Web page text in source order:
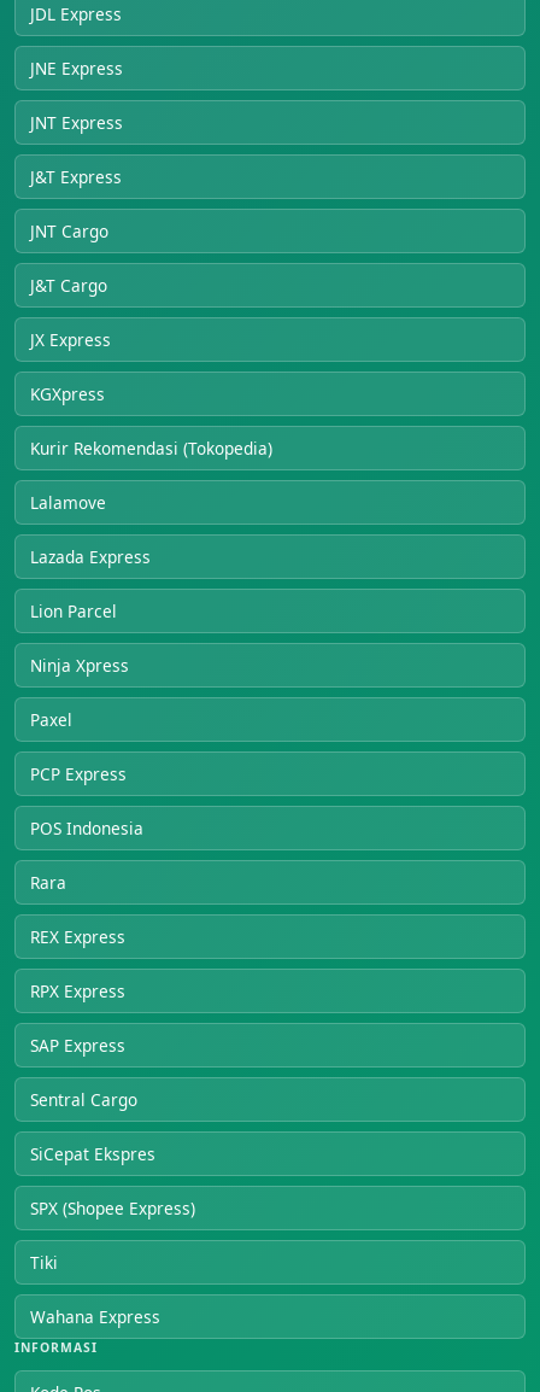
JDL Express
JNE Express
JNT Express
J&T Express
JNT Cargo
J&T Cargo
JX Express
KGXpress
Kurir Rekomendasi (Tokopedia)
Lalamove
Lazada Express
Lion Parcel
Ninja Xpress
Paxel
PCP Express
POS Indonesia
Rara
REX Express
RPX Express
SAP Express
Sentral Cargo
SiCepat Ekspres
SPX (Shopee Express)
Tiki
Wahana Express
INFORMASI